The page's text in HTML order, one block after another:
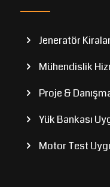
Jeneratör
Mühendislik
Proje &
Yük Bankası
Motor Test